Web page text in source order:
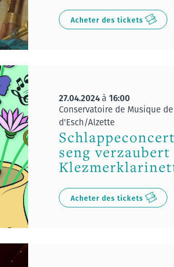
Acheter des tickets
27.04.2024à 16:00
Conservatoire de Musique
d'Esch/Alzette
seng verzaubert
Acheter des tickets